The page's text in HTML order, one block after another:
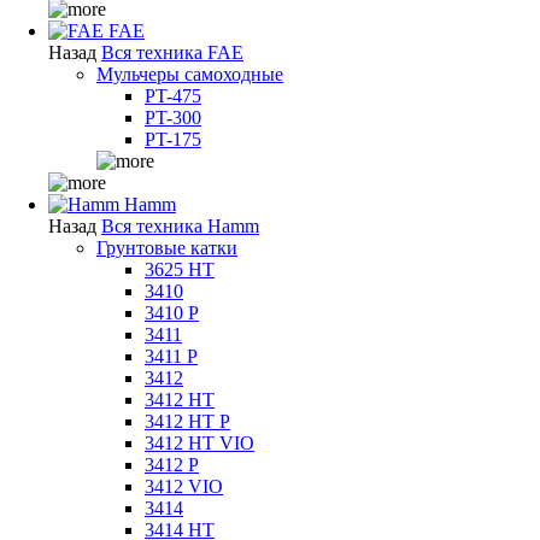
FAE
Назад Вся техника FAE
Мульчеры самоходные
PT-475
PT-300
PT-175
Hamm
Назад Вся техника Hamm
Грунтовые катки
3625 HT
3410
3410 P
3411
3411 P
3412
3412 HT
3412 HT P
3412 HT VIO
3412 P
3412 VIO
3414
3414 HT